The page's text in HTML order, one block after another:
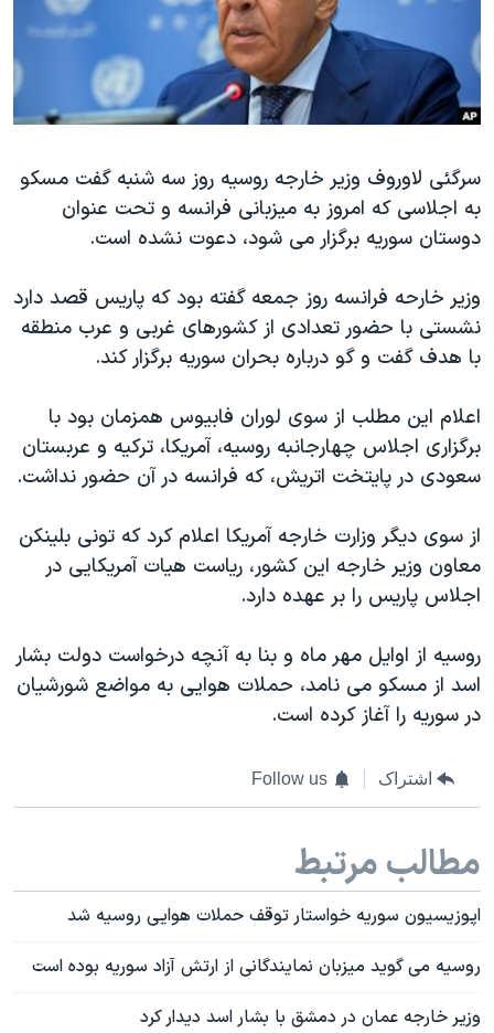
حقوق شهروندی
اقتصادی
اسرائیل در جنگ
گالری عکس
انتخابات ریاست جمهوری آمریکا ۲۰۲۴
حمله جمهوری اسلامی به اسرائیل
ورزش زنان در ایران
اعتراضات زن، زندگی، آزادی
تریبونال مردمی آبان ۹۸
دادگاه حمید نوری
قانون شفافیت دارائی کادر رهبری ایران
اعتراضات مردمی آبان ۹۸
نرگس محمدی برنده جایزه نوبل صلح
همایش محافظه‌کاران آمریکا «سی‌پک»
سفر پرزیدنت ترامپ به چین
زبانهای مختلف
سرگئی لاوروف وزیر خارجه روسیه روز سه شنبه گفت مسکو
به اجلاسی که امروز به میزبانی فرانسه و تحت عنوان
دوستان سوریه برگزار می شود، دعوت نشده است.
وزیر خارحه فرانسه روز جمعه گفته بود که پاریس قصد دارد
نشستی با حضور تعدادی از کشورهای غربی و عرب منطقه
با هدف گفت و گو درباره بحران سوریه برگزار کند.
اعلام این مطلب از سوی لوران فابیوس همزمان بود با
برگزاری اجلاس چهارجانبه روسیه، آمریکا، ترکیه و عربستان
سعودی در پایتخت اتریش، که فرانسه در آن حضور نداشت.
از سوی دیگر وزارت خارجه آمریکا اعلام کرد که تونی بلینکن
معاون وزیر خارجه این کشور، ریاست هیات آمریکایی در
اجلاس پاریس را بر عهده دارد.
روسیه از اوایل مهر ماه و بنا به آنچه درخواست دولت بشار
اسد از مسکو می نامد، حملات هوایی به مواضع شورشیان
در سوریه را آغاز کرده است.
اشتراک Follow us
مطالب مرتبط
اپوزیسیون سوریه خواستار توقف حملات هوایی روسیه شد
روسیه می گوید میزبان نمایندگانی از ارتش آزاد سوریه بوده است
وزیر خارجه عمان در دمشق با بشار اسد دیدار کرد